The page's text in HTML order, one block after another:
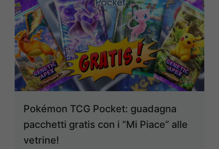
Pokémon TCG Pocket: guadagna
pacchetti gratis con i “Mi Piace” alle
vetrine!